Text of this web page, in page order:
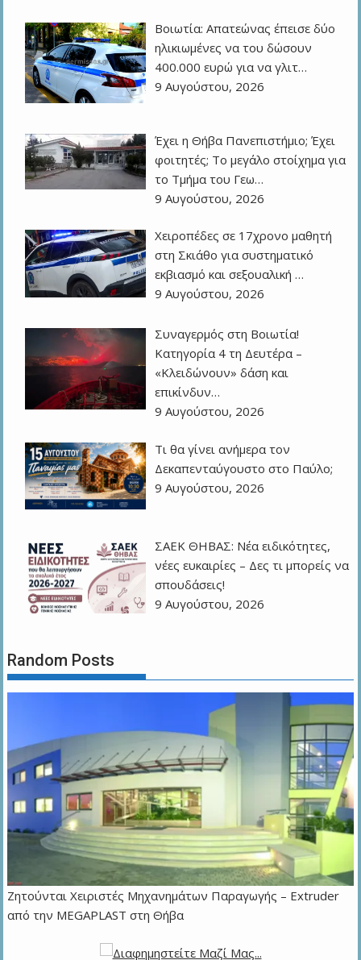
Βοιωτία: Απατεώνας έπεισε δύο
ηλικιωμένες να του δώσουν
400.000 ευρώ για να γλιτ…
9 Αυγούστου, 2026
Έχει η Θήβα Πανεπιστήμιο; Έχει
φοιτητές; Το μεγάλο στοίχημα για
το Τμήμα του Γεω…
9 Αυγούστου, 2026
Χειροπέδες σε 17χρονο μαθητή
στη Σκιάθο για συστηματικό
εκβιασμό και σεξουαλική …
9 Αυγούστου, 2026
Συναγερμός στη Βοιωτία!
Κατηγορία 4 τη Δευτέρα –
«Κλειδώνουν» δάση και
επικίνδυν…
9 Αυγούστου, 2026
Τι θα γίνει ανήμερα τον
Δεκαπενταύγουστο στο Παύλο;
9 Αυγούστου, 2026
ΣΑΕΚ ΘΗΒΑΣ: Νέα ειδικότητες,
νέες ευκαιρίες – Δες τι μπορείς να
σπουδάσεις!
9 Αυγούστου, 2026
Random Posts
Zητούνται Χειριστές Μηχανημάτων Παραγωγής – Extruder
από την MEGAPLAST στη Θήβα